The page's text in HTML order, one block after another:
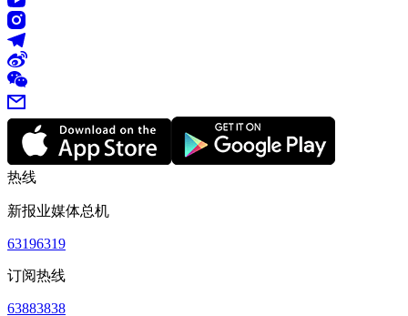
热线
新报业媒体总机
63196319
订阅热线
63883838